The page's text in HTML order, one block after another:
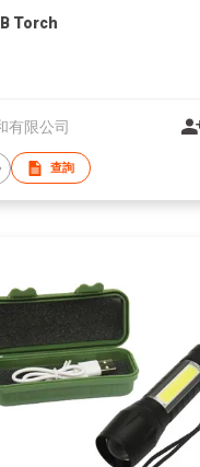
Torch
有限公司
查詢